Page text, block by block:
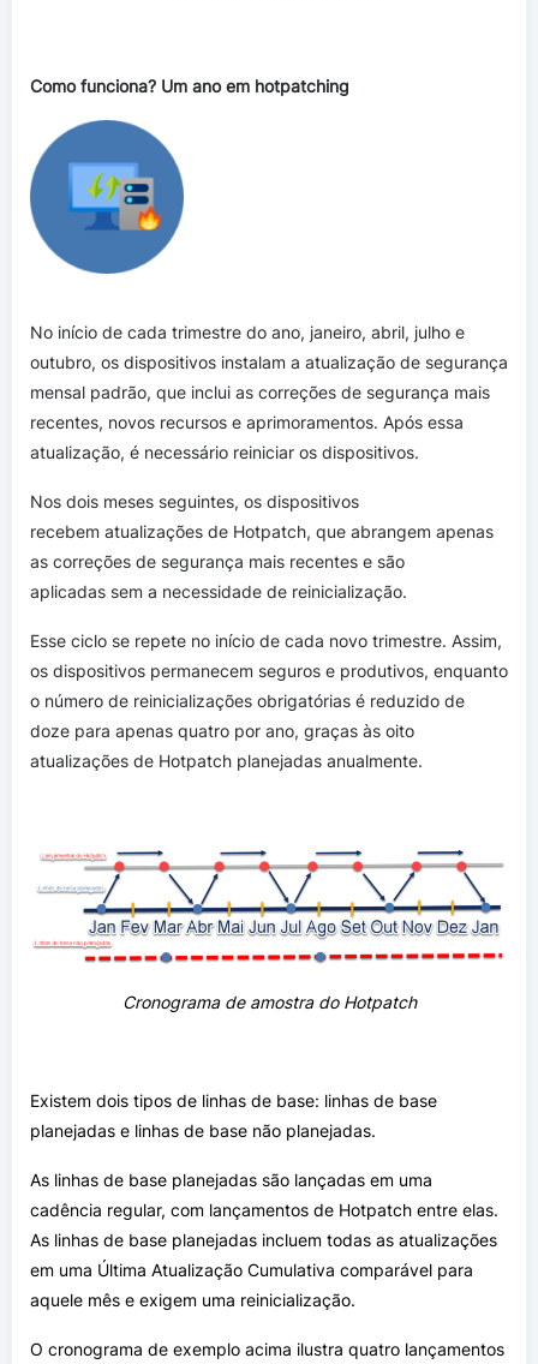
Como funciona? Um ano em hotpatching
No início de cada trimestre do ano, janeiro, abril, julho e
outubro, os dispositivos instalam a atualização de segurança
mensal padrão, que inclui as correções de segurança mais
recentes, novos recursos e aprimoramentos. Após essa
atualização, é necessário reiniciar os dispositivos.
Nos dois meses seguintes, os dispositivos
recebem atualizações de Hotpatch, que abrangem apenas
as correções de segurança mais recentes e são
aplicadas sem a necessidade de reinicialização.
Esse ciclo se repete no início de cada novo trimestre. Assim,
os dispositivos permanecem seguros e produtivos, enquanto
o número de reinicializações obrigatórias é reduzido de
doze para apenas quatro por ano, graças às oito
atualizações de Hotpatch planejadas anualmente.
Cronograma de amostra do Hotpatch
Existem dois tipos de linhas de base: linhas de base
planejadas e linhas de base não planejadas.
As linhas de base planejadas são lançadas em uma
cadência regular, com lançamentos de Hotpatch entre elas.
As linhas de base planejadas incluem todas as atualizações
em uma Última Atualização Cumulativa comparável para
aquele mês e exigem uma reinicialização.
O cronograma de exemplo acima ilustra quatro lançamentos